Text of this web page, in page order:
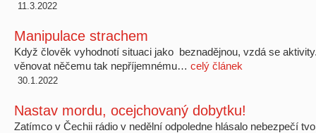
11.3.2022
Manipulace strachem
Když člověk vyhodnotí situaci jako beznadějnou, vzdá se
věnovat něčemu tak nepříjemnému… celý článek
30.1.2022
Nastav mordu, ocejchovaný dobytku!
Zatímco v Čechii rádio v nedělní odpoledne hlásalo nebezpečí